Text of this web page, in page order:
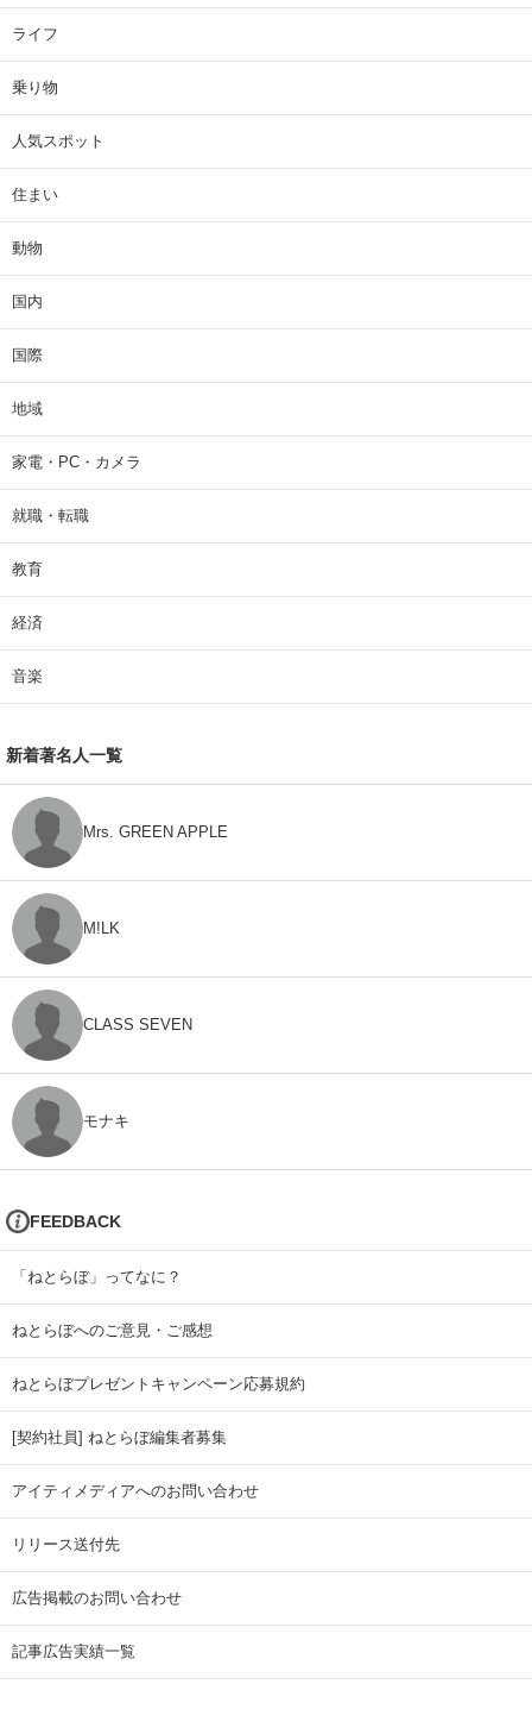
ライフ
乗り物
人気スポット
住まい
動物
国内
国際
地域
家電・PC・カメラ
就職・転職
教育
経済
音楽
新着著名人一覧
Mrs. GREEN APPLE
M!LK
CLASS SEVEN
モナキ
FEEDBACK
「ねとらぼ」ってなに？
ねとらぼへのご意見・ご感想
ねとらぼプレゼントキャンペーン応募規約
[契約社員] ねとらぼ編集者募集
アイティメディアへのお問い合わせ
リリース送付先
広告掲載のお問い合わせ
記事広告実績一覧